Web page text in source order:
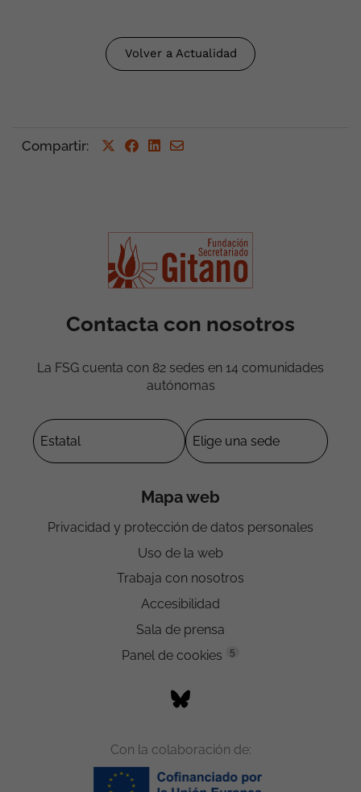
Volver a Actualidad
Compartir:
Contacta con nosotros
La FSG cuenta con 82 sedes en 14 comunidades
autónomas
Mapa web
Privacidad y protección de datos personales
Uso de la web
Trabaja con nosotros
Accesibilidad
Sala de prensa
Panel de cookies
5
Con la colaboración de: